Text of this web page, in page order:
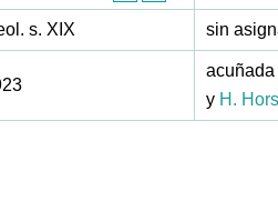
s. XIX sin
y H.